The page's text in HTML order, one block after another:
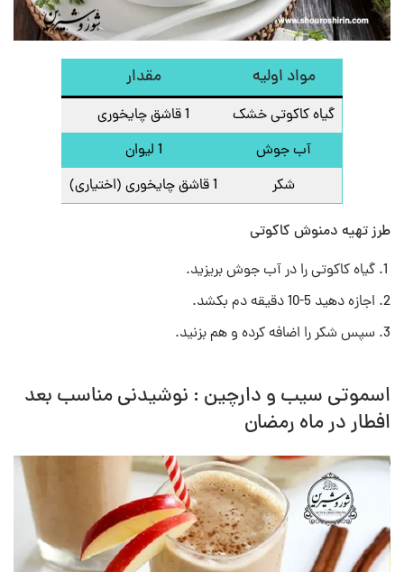
مواد اولیه مقدار
گیاه کاکوتی خشک
1 قاشق چایخوری
آب جوش
1 لیوان
شکر
1 قاشق چایخوری (اختیاری)
طرز تهیه دمنوش‌ کاکوتی
گیاه کاکوتی را در آب جوش بریزید.
اجازه دهید 5-10 دقیقه دم بکشد.
سپس شکر را اضافه کرده و هم بزنید.
اسموتی سیب و دارچین : نوشیدنی مناسب بعد
افطار در ماه رمضان